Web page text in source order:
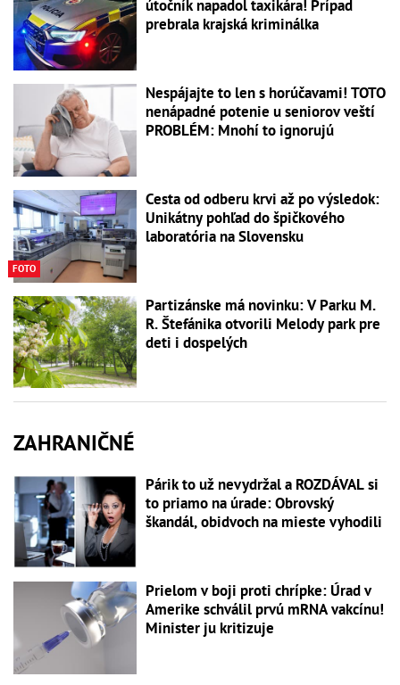
útočník napadol taxikára! Prípad
prebrala krajská kriminálka
Nespájajte to len s horúčavami! TOTO
nenápadné potenie u seniorov veští
PROBLÉM: Mnohí to ignorujú
FOTO
Cesta od odberu krvi až po výsledok:
Unikátny pohľad do špičkového
laboratória na Slovensku
Partizánske má novinku: V Parku M.
R. Štefánika otvorili Melody park pre
deti i dospelých
ZAHRANIČNÉ
Párik to už nevydržal a ROZDÁVAL si
to priamo na úrade: Obrovský
škandál, obidvoch na mieste vyhodili
Prielom v boji proti chrípke: Úrad v
Amerike schválil prvú mRNA vakcínu!
Minister ju kritizuje